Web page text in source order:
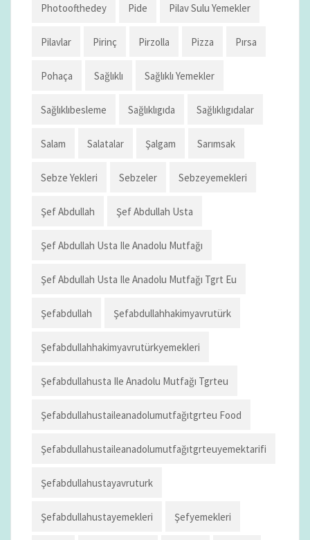
Photoofthedey Pide Pilav Sulu Yemekler
Pilavlar Pirinç Pirzolla Pizza Pırsa
Pohaça Sağlıklı Sağlıklı Yemekler
Sağlıklıbesleme Sağlıklıgıda Sağlıklıgıdalar
Salam Salatalar Şalgam Sarımsak
Sebze Yekleri Sebzeler Sebzeyemekleri
Şef Abdullah Şef Abdullah Usta
Şef Abdullah Usta Ile Anadolu Mutfağı
Şef Abdullah Usta Ile Anadolu Mutfağı Tgrt Eu
Şefabdullah Şefabdullahhakimyavrutürk
Şefabdullahhakimyavrutürkyemekleri
Şefabdullahusta Ile Anadolu Mutfağı Tgrteu
Şefabdullahustaileanadolumutfağıtgrteu Food
Şefabdullahustaileanadolumutfağıtgrteuyemektarifi
Şefabdullahustayavruturk
Şefabdullahustayemekleri Şefyemekleri